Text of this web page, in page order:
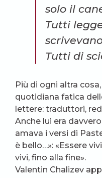
solo il
Tutti
Tutti di
Più di ogni altra
quotidiana fatica
lettere: traduttori,
Anche lui era
amava i versi di
è bello…»: «Essere
vivi, fino alla fine».
Valentin Chalizev